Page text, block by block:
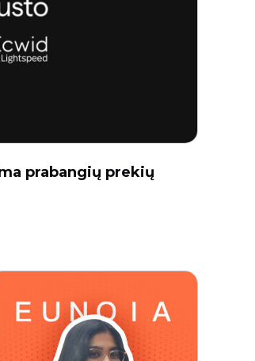
prabangių prekių